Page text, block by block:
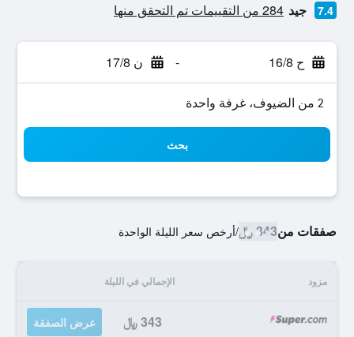
7.4 جيد 284 من التقييمات تم التحقق منها
ح 16/8 - ن 17/8
2 من الضيوف، غرفة واحدة
بحث
صفقات من343 ﷼ /أرخص سعر الليلة الواحدة
مزود الإجمالي في الليلة
343 ﷼ عرض الصفقة